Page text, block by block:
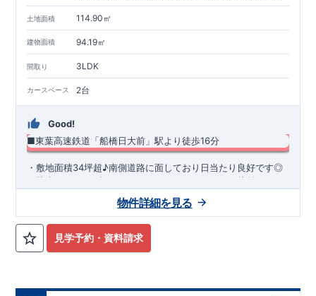
土地面積 114.90㎡
建物面積 94.19㎡
間取り 3LDK
カースペース 2台
Good!
■東葉高速鉄道「船橋日大前」駅より徒歩16分
​・敷地面積34坪超♪南側道路に面しており日当たり良好です◎ ​
・駐車スペース2台！ ・キッチンまわりがすっきり片付くパン
ウンター付き♪ ・あったら嬉しい土間収納を採用！ ​・共働き世
帯に大活躍の宅配ボックス
【教育施設】◎ 習志野台第二小学校 約250m(徒歩約4分) ◎
習志野台中学校 約400m(徒歩約5分)
ート 習志野台店 約660m(徒歩約9分) ◎ マックスバリュ 習
■第三者機関が設計・建物検査(全四回)を実施 ■税制優遇あり
見学予約・資料請求
物件詳細を見る